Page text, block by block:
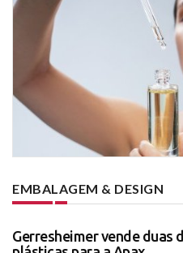
EMBALAGEM & DESIGN
Gerresheimer vende duas